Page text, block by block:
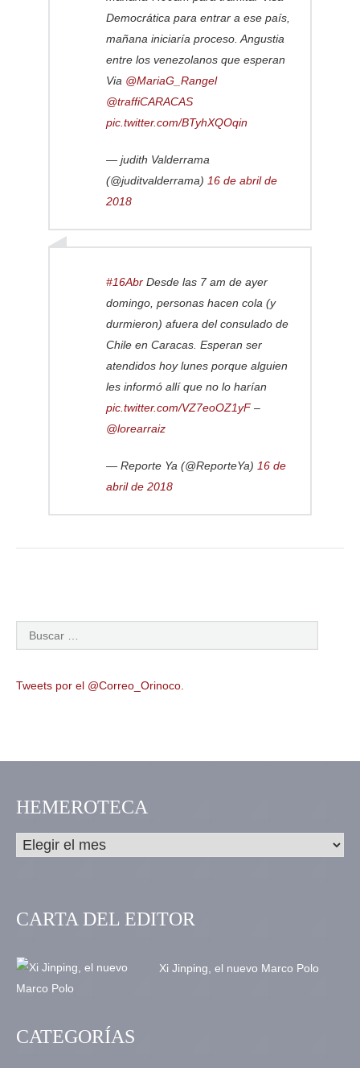
Democrática para entrar a ese país,
mañana iniciaría proceso. Angustia
entre los venezolanos que esperan
Via @MariaG_Rangel
@traffiCARACAS
pic.twitter.com/BTyhXQOqin
— judith Valderrama
(@juditvalderrama) 16 de abril de
2018
#16Abr Desde las 7 am de ayer
domingo, personas hacen cola (y
durmieron) afuera del consulado de
Chile en Caracas. Esperan ser
atendidos hoy lunes porque alguien
les informó allí que no lo harían
pic.twitter.com/VZ7eoOZ1yF–
@lorearraiz
— Reporte Ya (@ReporteYa) 16 de
abril de 2018
Tweets por el @Correo_Orinoco.
HEMEROTECA
CARTA DEL EDITOR
Xi Jinping, el nuevo Marco Polo
CATEGORÍAS